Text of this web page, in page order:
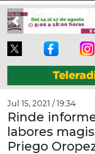
Previous
Jul 15, 2021 / 19:34
Rinde
labores
Priego